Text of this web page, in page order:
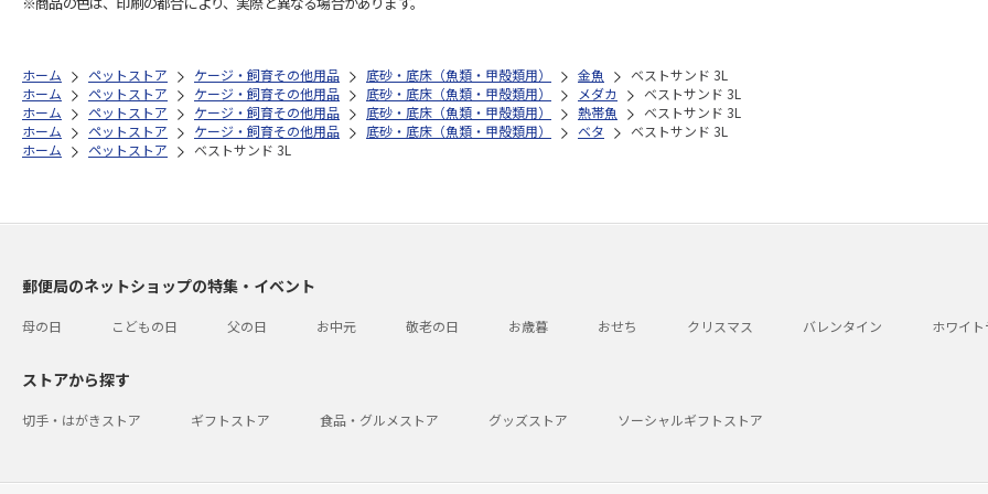
ホーム ペットストア ケージ・飼育その他用品 底砂・底床（魚類・甲殻類用） 金魚
ベストサンド 3L
ホーム
ペットストア ケージ・飼育その他用品 底砂・底床（魚類・甲殻類用） メダカ
ベストサンド 3L
ホーム
ペットストア ケージ・飼育その他用品 底砂・底床（魚類・甲殻類用） 熱帯魚
ベストサンド 3L
ホーム
ペットストア ケージ・飼育その他用品 底砂・底床（魚類・甲殻類用） ベタ
ベストサンド 3L
ホーム
ペットストア ベストサンド 3L
郵便局のネットショップの特集・イベント
母の日 こどもの日 父の日 お中元 敬老の日 お歳暮 おせち クリスマス バレンタイン ホワイ
ストアから探す
切手・はがきストア ギフトストア 食品・グルメストア グッズストア ソーシャルギフトストア